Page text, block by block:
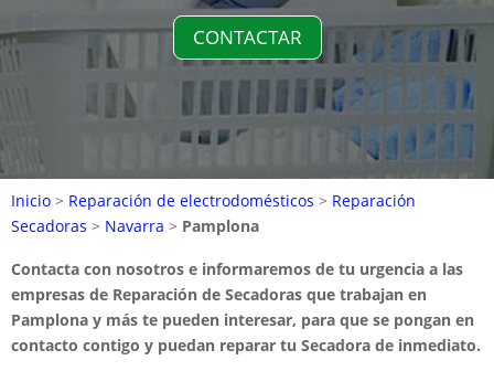
CONTACTAR
Inicio > Reparación de electrodomésticos > Reparación
Secadoras > Navarra > Pamplona
Contacta con nosotros e informaremos de tu urgencia a las
empresas de Reparación de Secadoras que trabajan en
Pamplona y más te pueden interesar, para que se pongan en
contacto contigo y puedan reparar tu Secadora de inmediato.